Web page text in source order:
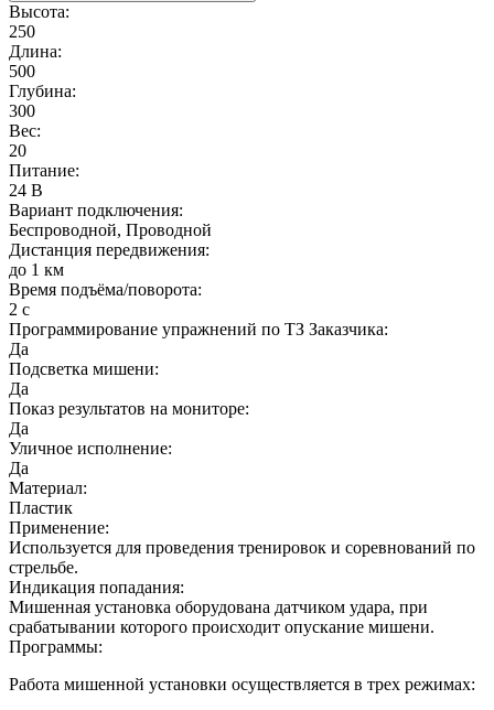
Высота:
250
Длина:
500
Глубина:
300
Вес:
20
Питание:
24 В
Вариант подключения:
Беспроводной, Проводной
Дистанция передвижения:
до 1 км
Время подъёма/поворота:
2 с
Программирование упражнений по ТЗ Заказчика:
Да
Подсветка мишени:
Да
Показ результатов на мониторе:
Да
Уличное исполнение:
Да
Материал:
Пластик
Применение:
Используется для проведения тренировок и соревнований по
стрельбе.
Индикация попадания:
Мишенная установка оборудована датчиком удара, при
срабатывании которого происходит опускание мишени.
Программы:
Работа мишенной установки осуществляется в трех режимах: